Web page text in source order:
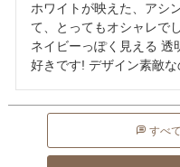
ホワイトが映えた、アシ
て、とってもオシャレで
ネイビーっぽく見える 透
すべ